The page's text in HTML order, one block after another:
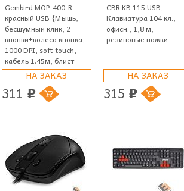
Gembird MOP-400-R
красный USB {Мышь,
бесшумный клик, 2
кнопки+колесо кнопка,
1000 DPI, soft-touch,
кабель 1.45м, блист
НА ЗАКАЗ
311 p
CBR KB 115 USB,
Клавиатура 104 кл.,
офисн., 1,8 м,
резиновые ножки
НА ЗАКАЗ
315 p